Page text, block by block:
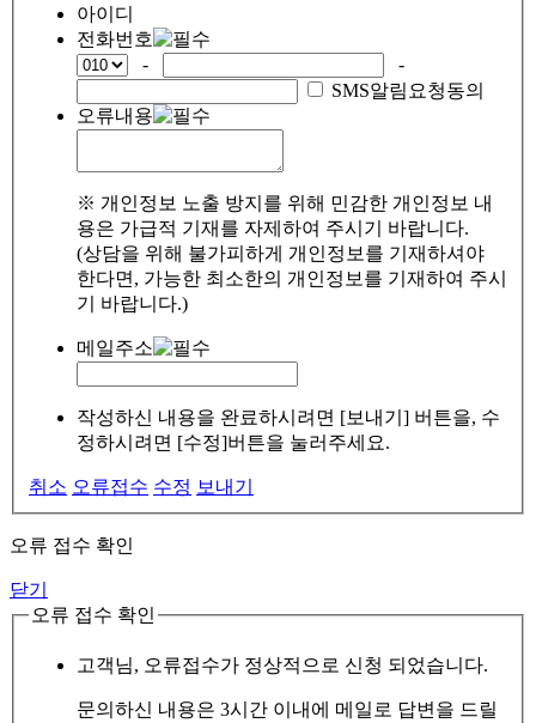
아이디
전화번호
-
-
SMS알림요청동의
오류내용
※ 개인정보 노출 방지를 위해 민감한 개인정보 내
용은 가급적 기재를 자제하여 주시기 바랍니다.
(상담을 위해 불가피하게 개인정보를 기재하셔야
한다면, 가능한 최소한의 개인정보를 기재하여 주시
기 바랍니다.)
메일주소
작성하신 내용을 완료하시려면 [보내기] 버튼을, 수
정하시려면 [수정]버튼을 눌러주세요.
취소 오류접수 수정 보내기
오류 접수 확인
닫기
오류 접수 확인
고객님, 오류접수가 정상적으로 신청 되었습니다.
문의하신 내용은 3시간 이내에 메일로 답변을 드릴